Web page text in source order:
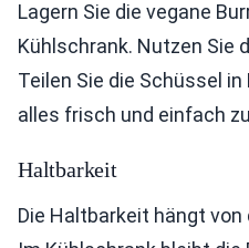
Lagern Sie die vegane
Kühlschrank. Nutzen Sie
Teilen Sie die Schüssel
alles frisch und einfach
Haltbarkeit
Die Haltbarkeit hängt